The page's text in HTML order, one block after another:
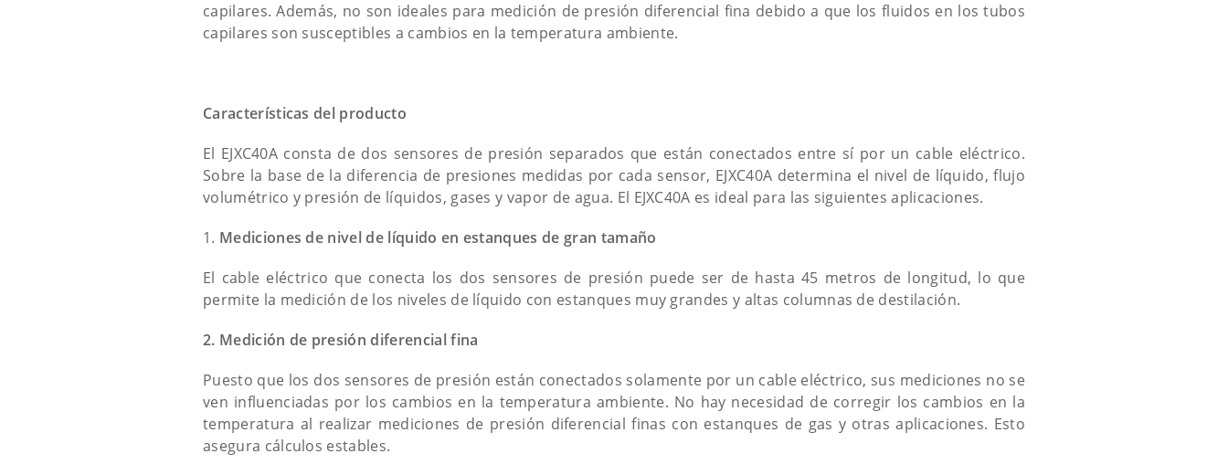
capilares. Además, no son ideales para medición de presión diferencial fina debido a que los fluidos en los tubos
capilares son susceptibles a cambios en la temperatura ambiente.
Características del producto
El EJXC40A consta de dos sensores de presión separados que están conectados entre sí por un cable eléctrico.
Sobre la base de la diferencia de presiones medidas por cada sensor, EJXC40A determina el nivel de líquido, flujo
volumétrico y presión de líquidos, gases y vapor de agua. El EJXC40A es ideal para las siguientes aplicaciones.
1. Mediciones de nivel de líquido en estanques de gran tamaño
El cable eléctrico que conecta los dos sensores de presión puede ser de hasta 45 metros de longitud, lo que
permite la medición de los niveles de líquido con estanques muy grandes y altas columnas de destilación.
2. Medición de presión diferencial fina
Puesto que los dos sensores de presión están conectados solamente por un cable eléctrico, sus mediciones no se
ven influenciadas por los cambios en la temperatura ambiente. No hay necesidad de corregir los cambios en la
temperatura al realizar mediciones de presión diferencial finas con estanques de gas y otras aplicaciones. Esto
asegura cálculos estables.